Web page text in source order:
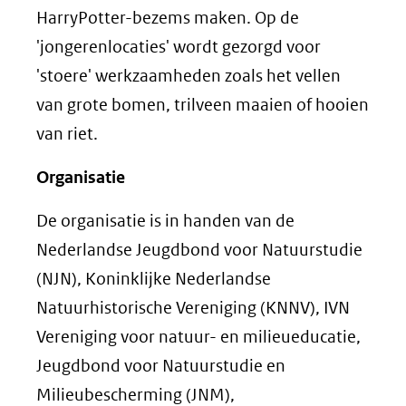
HarryPotter-bezems maken. Op de
'jongerenlocaties' wordt gezorgd voor
'stoere' werkzaamheden zoals het vellen
van grote bomen, trilveen maaien of hooien
van riet.
Organisatie
De organisatie is in handen van de
Nederlandse Jeugdbond voor Natuurstudie
(NJN), Koninklijke Nederlandse
Natuurhistorische Vereniging (KNNV), IVN
Vereniging voor natuur- en milieueducatie,
Jeugdbond voor Natuurstudie en
Milieubescherming (JNM),